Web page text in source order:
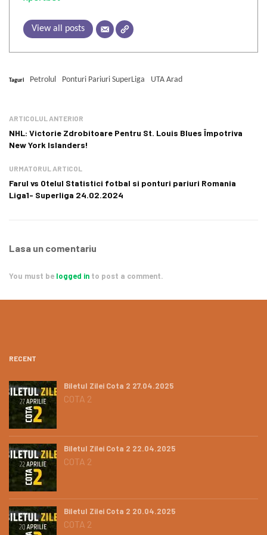
View all posts
Taguri Petrolul Ponturi Pariuri SuperLiga UTA Arad
ARTICOLUL ANTERIOR
NHL: Victorie Zdrobitoare Pentru St. Louis Blues Împotriva
New York Islanders!
URMATORUL ARTICOL
Farul vs Otelul Statistici fotbal si ponturi pariuri Romania
Liga1- Superliga 24.02.2024
Lasa un comentariu
You must be logged in to post a comment.
RECENT
Biletul Zilei Cota 2 27.04.2025
COTA 2
Biletul Zilei Cota 2 22.04.2025
COTA 2
Biletul Zilei Cota 2 20.04.2025
COTA 2